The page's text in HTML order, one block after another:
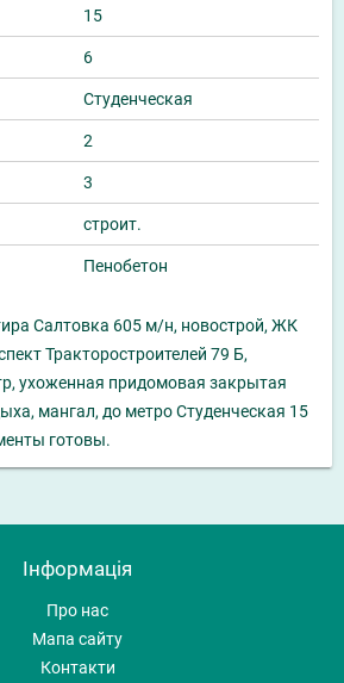
15
6
Студенческая
2
3
строит.
Пенобетон
Салтовка 605 м/н, новострой, ЖК
Тракторостроителей 79 Б,
ухоженная придомовая закрытая
мангал, до метро Студенческая 15
готовы.
Інформація
Про нас
Мапа сайту
Контакти